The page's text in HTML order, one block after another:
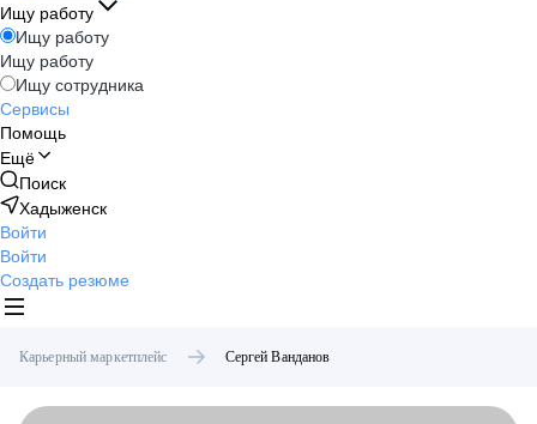
Ищу работу
Ищу работу
Ищу работу
Ищу сотрудника
Сервисы
Помощь
Ещё
Поиск
Хадыженск
Войти
Войти
Создать резюме
Карьерный маркетплейс Сергей Ванданов